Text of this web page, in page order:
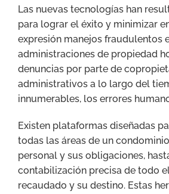
Las nuevas tecnologías han
para lograr el éxito y minimizar
expresión manejos fraudulentos
administraciones de propiedad
denuncias por parte de
administrativos a lo largo del
innumerables, los errores
Existen plataformas diseñadas
todas las áreas de un
personal y sus obligaciones,
contabilización precisa de todo
recaudado y su destino. Estas